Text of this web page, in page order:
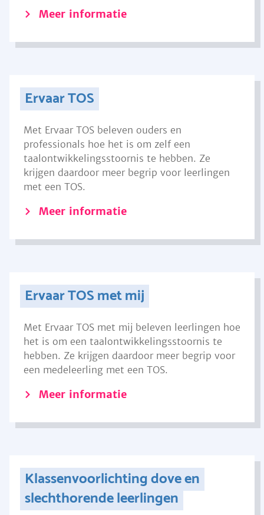
Meer informatie
Ervaar TOS
Met Ervaar TOS beleven ouders en
professionals hoe het is om zelf een
taalontwikkelingsstoornis te hebben. Ze
krijgen daardoor meer begrip voor leerlingen
met een TOS.
Meer informatie
Ervaar TOS met mij
Met Ervaar TOS met mij beleven leerlingen hoe
het is om een taalontwikkelingsstoornis te
hebben. Ze krijgen daardoor meer begrip voor
een medeleerling met een TOS.
Meer informatie
Klassenvoorlichting dove en
slechthorende leerlingen